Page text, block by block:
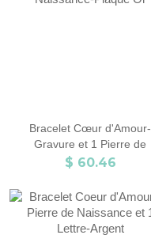
Bracelet Cœur d'Amour-
Gravure et 1 Pierre de
Naissance-Plaqué Or
$ 60.46